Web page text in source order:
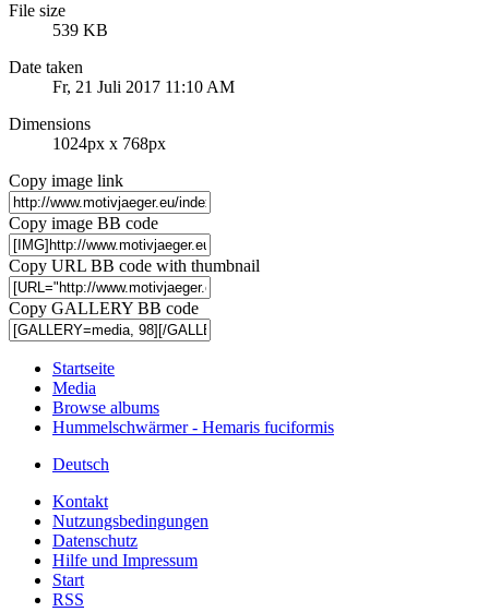
File size
539 KB
Date taken
Fr, 21 Juli 2017 11:10 AM
Dimensions
1024px x 768px
Copy image link
Copy image BB code
Copy URL BB code with thumbnail
Copy GALLERY BB code
Startseite
Media
Browse albums
Hummelschwärmer - Hemaris fuciformis
Deutsch
Kontakt
Nutzungsbedingungen
Datenschutz
Hilfe und Impressum
Start
RSS